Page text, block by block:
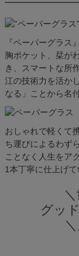
『ペーパーグラス
胸ポケット、栞が
き、スマートな所
江の技術力を活か
なる」ことから名
おしゃれで軽くて
ち運びによるわず
ことなく人生をア
1本丁寧に仕上げて
グッ